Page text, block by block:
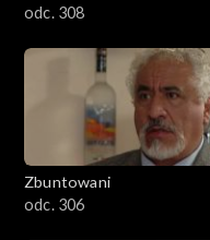
odc. 308
Zbuntowani
odc. 306